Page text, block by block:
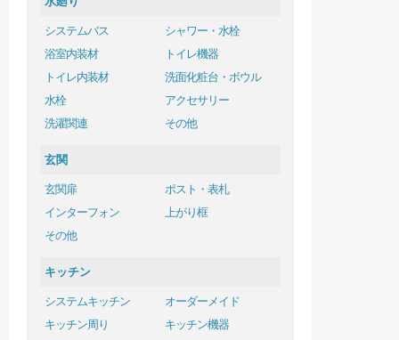
システムバス
シャワー・水栓
浴室内装材
トイレ機器
トイレ内装材
洗面化粧台・ボウル
水栓
アクセサリー
洗濯関連
その他
玄関
玄関扉
ポスト・表札
インターフォン
上がり框
その他
キッチン
システムキッチン
オーダーメイド
キッチン周り
キッチン機器